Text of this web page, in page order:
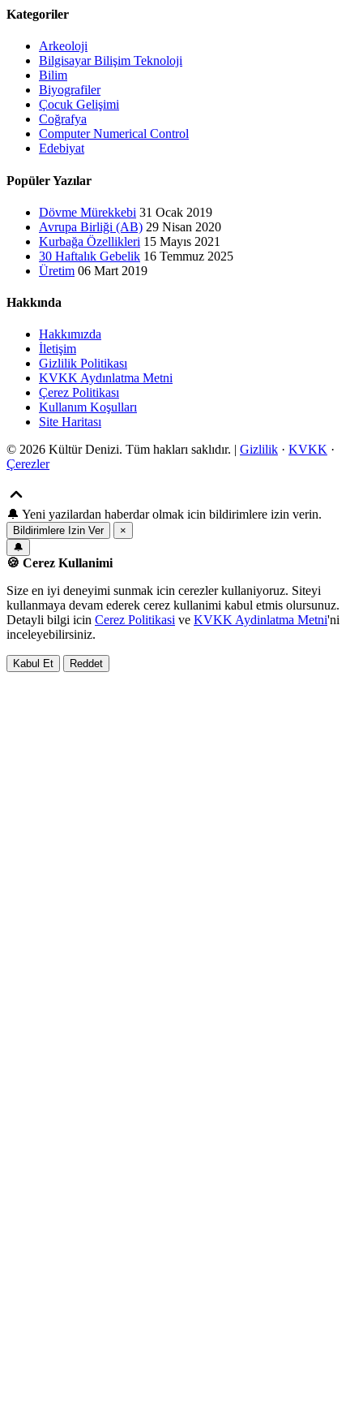
Kategoriler
Arkeoloji
Bilgisayar Bilişim Teknoloji
Bilim
Biyografiler
Çocuk Gelişimi
Coğrafya
Computer Numerical Control
Edebiyat
Popüler Yazılar
Dövme Mürekkebi 31 Ocak 2019
Avrupa Birliği (AB) 29 Nisan 2020
Kurbağa Özellikleri 15 Mayıs 2021
30 Haftalık Gebelik 16 Temmuz 2025
Üretim 06 Mart 2019
Hakkında
Hakkımızda
İletişim
Gizlilik Politikası
KVKK Aydınlatma Metni
Çerez Politikası
Kullanım Koşulları
Site Haritası
© 2026 Kültür Denizi. Tüm hakları saklıdır. | Gizlilik · KVKK ·
Çerezler
🔔 Yeni yazilardan haberdar olmak icin bildirimlere izin verin.
Bildirimlere Izin Ver
×
🔔
🍪 Cerez Kullanimi
Size en iyi deneyimi sunmak icin cerezler kullaniyoruz. Siteyi
kullanmaya devam ederek cerez kullanimi kabul etmis olursunuz.
Detayli bilgi icin Cerez Politikasi ve KVKK Aydinlatma Metni'ni
inceleyebilirsiniz.
Kabul Et Reddet